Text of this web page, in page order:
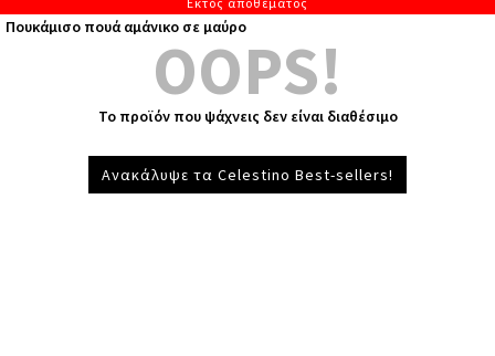
Πουκάμισο πουά αμάνικο σε μαύρο
OOPS!
Το προϊόν που ψάχνεις δεν είναι διαθέσιμο
Ανακάλυψε τα Celestino Best-sellers!